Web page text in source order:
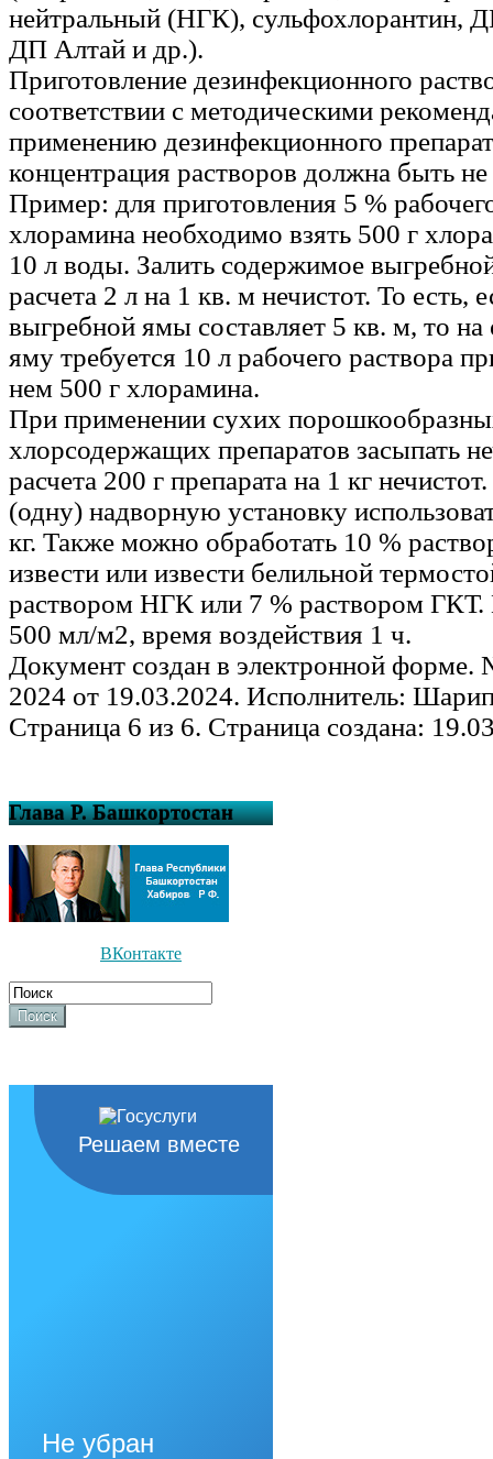
нейтральный (НГК), сульфохлорантин,
ДП Алтай и др.).
Приготовление дезинфекционного
соответствии с методическими
применению дезинфекционного
концентрация растворов должна быть
Пример: для приготовления 5 %
хлорамина необходимо взять 500 г
10 л воды. Залить содержимое
расчета 2 л на 1 кв. м нечистот. То есть,
выгребной ямы составляет 5 кв. м, то
яму требуется 10 л рабочего раствора
нем 500 г хлорамина.
При применении сухих
хлорсодержащих препаратов засыпать
расчета 200 г препарата на 1 кг
(одну) надворную установку
кг. Также можно обработать 10 %
извести или извести белильной
раствором НГК или 7 % раствором ГКТ.
500 мл/м2, время воздействия 1 ч.
Документ создан в электронной
2024 от 19.03.2024. Исполнитель:
Страница 6 из 6. Страница создана:
Глава Р. Башкортостан
ВКонтакте
Поиск
Решаем вместе
Не убран